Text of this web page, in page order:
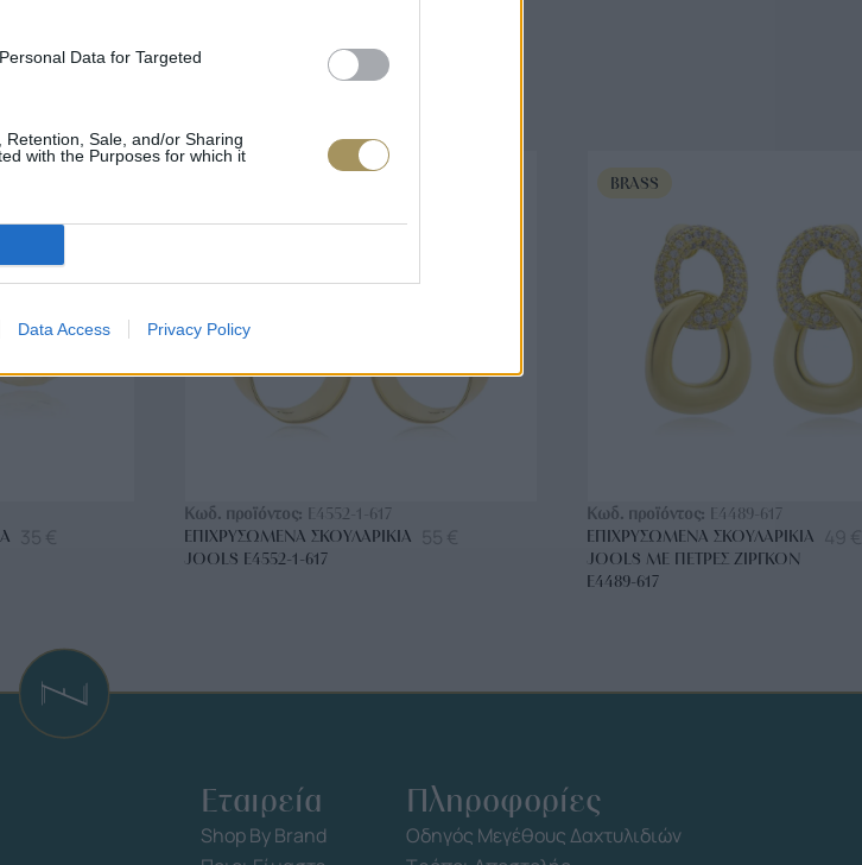
Data for Targeted
Sale, and/or Sharing
with the Purposes for which it
Data Access Privacy Policy
Ταιριάζουν
Κωδ. προϊόντος: E4552-1-617
ΕΠΙΧΡΥΣΩΜΈΝΑ ΣΚΟΥΛΑΡΊΚΙΑ
JOOLS E4552-1-617
BRASS
Κωδ. προϊόντος: E4489-617
ΕΠΙΧΡΥΣΩΜΈΝΑ ΣΚΟΥΛΑΡΊΚΙΑ
JOOLS ΜΕ ΠΈΤΡΕΣ ΖΙΡΓΚΌΝ
E4489-617
Εταιρεία
Shop By Brand
Πληροφορίες
Οδηγός Μεγέθους Δαχτυλιδιών